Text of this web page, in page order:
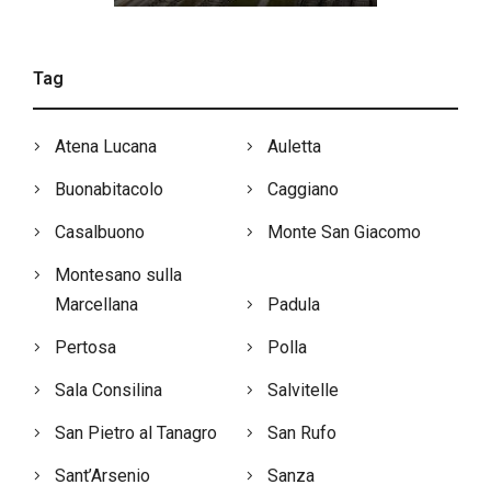
Tag
Atena Lucana Auletta
Buonabitacolo Caggiano
Casalbuono Monte San Giacomo
Montesano sulla
Marcellana
Padula
Pertosa Polla
Sala Consilina Salvitelle
San Pietro al Tanagro San Rufo
Sant’Arsenio Sanza